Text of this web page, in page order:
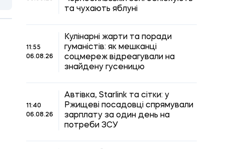
та чухають яблуні
11:55
06.08.26
Кулінарні жарти та поради
гуманістів: як мешканці
соцмереж відреагували на
знайдену гусеницю
11:40
06.08.26
Автівка, Starlink та сітки: у
Ржищеві посадовці спрямували
зарплату за один день на
потреби ЗСУ